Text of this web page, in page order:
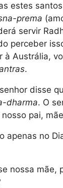
estes
prema
servir
perceber
à Austrália,
.
disse
dharma. O
pai,
apenas no
nossa mãe,